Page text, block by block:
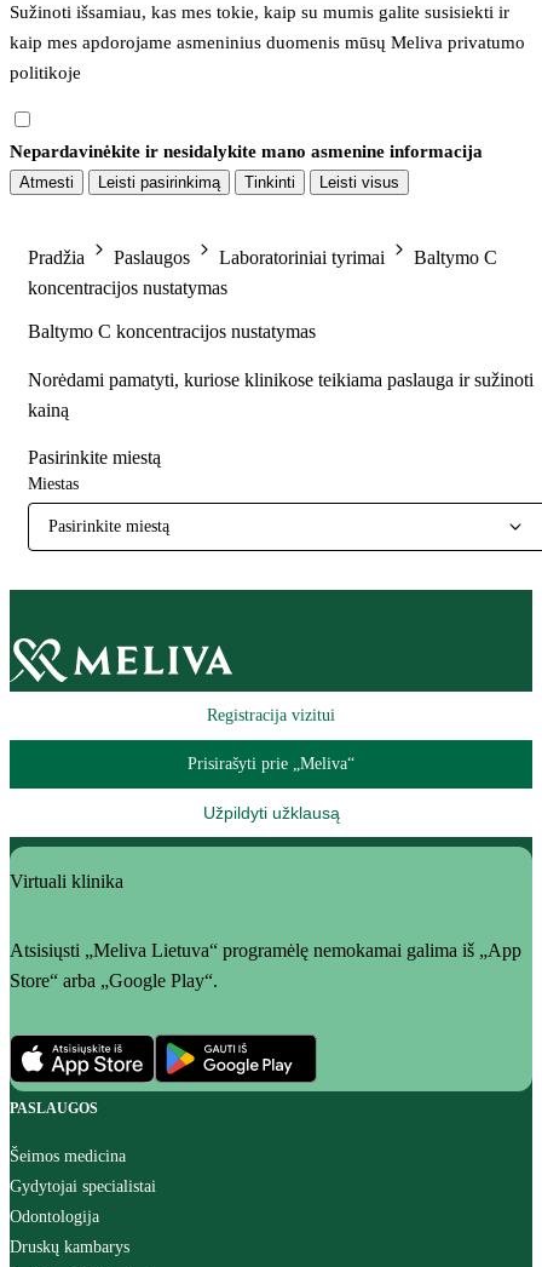
Sužinoti išsamiau, kas mes tokie, kaip su mumis galite susisiekti ir
kaip mes apdorojame asmeninius duomenis mūsų Meliva privatumo
politikoje
Nepardavinėkite ir nesidalykite mano asmenine informacija
Atmesti Leisti pasirinkimą Tinkinti Leisti visus
Pradžia Paslaugos Laboratoriniai tyrimai
Baltymo C
koncentracijos nustatymas
Baltymo C koncentracijos nustatymas
Norėdami pamatyti, kuriose klinikose teikiama paslauga ir sužinoti
kainą
Pasirinkite miestą
Miestas
Pasirinkite miestą
Registracija vizitui
Prisirašyti prie „Meliva“
Užpildyti užklausą
Virtuali klinika
Atsisiųsti „Meliva Lietuva“ programėlę nemokamai galima iš „App
Store“ arba „Google Play“.
PASLAUGOS
Šeimos medicina
Gydytojai specialistai
Odontologija
Druskų kambarys